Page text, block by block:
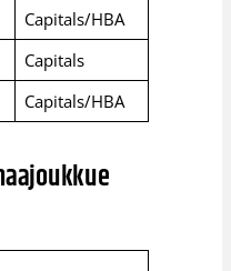
Capitals/HBA
Capitals
Capitals/HBA